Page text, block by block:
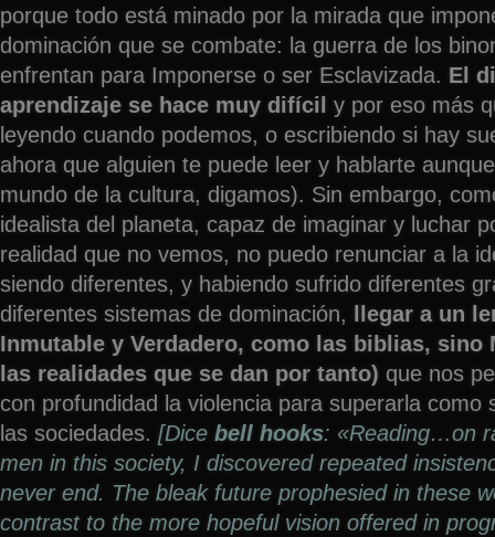
porque todo está minado por la mirada que
dominación que se combate: la guerra de los
enfrentan para Imponerse o ser Esclavizada. El
aprendizaje se hace muy difícil
y por eso más
leyendo cuando podemos, o escribiendo si hay
ahora que alguien te puede leer y hablarte
mundo de la cultura, digamos). Sin embargo,
idealista del planeta, capaz de imaginar y luchar
realidad que no vemos, no puedo renunciar a la
siendo diferentes, y habiendo sufrido diferentes
diferentes sistemas de dominación,
llegar a un
Inmutable y Verdadero, como las biblias, sino
las realidades que se dan por tanto) que nos
con profundidad la violencia para superarla como
las sociedades. [Dice bell hooks: «Reading…on
men in this society, I discovered repeated
never end. The bleak future prophesied in these
contrast to the more hopeful vision offered in